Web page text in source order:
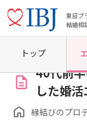
東証プ
結婚相
ホーム 大阪府の結婚相
40代前
した婚
縁結びのプロ
トップ